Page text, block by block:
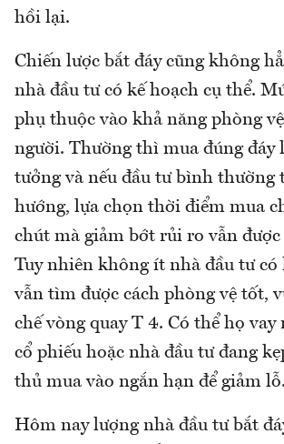
hồi lại.
Chiến lược bắt đáy cũng không
nhà đầu tư có kế hoạch cụ thể.
phụ thuộc vào khả năng phòng
người. Thường thì mua đúng đáy
tưởng và nếu đầu tư bình thường
hướng, lựa chọn thời điểm mua
chút mà giảm bớt rủi ro vẫn
Tuy nhiên không ít nhà đầu tư
vẫn tìm được cách phòng vệ tốt,
chế vòng quay T 4. Có thể họ vay
cổ phiếu hoặc nhà đầu tư đang
thủ mua vào ngắn hạn để giảm lỗ.
Hôm nay lượng nhà đầu tư bắt